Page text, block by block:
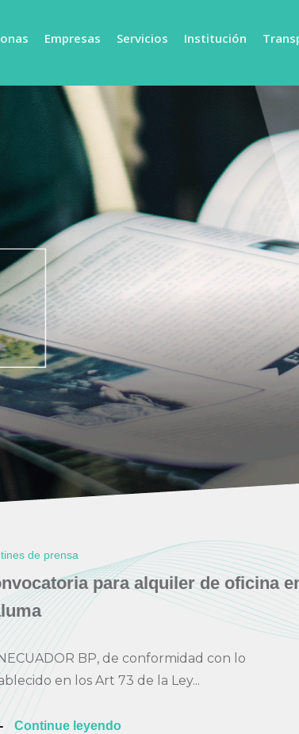
Empresas Servicios Institución
de prensa
para alquiler de oficina
BP, de conformidad con lo
en los Art 73 de la Ley...
Continue leyendo